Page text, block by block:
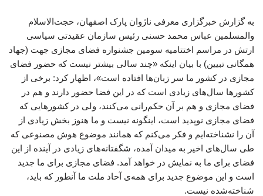
به گزارش خبرگزاری معرفی ناژوان پارک اصفهان، حجت‌الاسلام
والمسلمین عباس محمد حسنی رئیس سازمان عقیدتی سیاسی
ارتش در مراسم اختتامیه سومین جشنواره فضای مجازی جهت (جهاد
همگانی تبیین) با بیان اینکه «چند سالی بیشتر نیست که حضور فضای
مجازی در کشور ما سر زبان‌ها افتاده است»، اظهار کرد: برخی از
کشورها سال‌های زیادی است که در این فضا حضور دارند و هم در
فضای مجازی و هم بر آن حکم‌رانی می‌کنند، ولی در کشورهایی که
فضای مجازی نوپدید است، اینگونه نیست و ما هنوز بخش زیادی از
آن را نشناخته‌ایم و فکر می‌کنم که همانند موضوع هوش مصنوعی که
طی سال‌های اخیر به میدان آمده، شگفتانه‌های زیادی در آینده از این
فضای برای ما به نمایش در خواهد آمد. فضای مجازی برای ما جدید
است و این موضوع جدید برای همه‌ی آحاد ملت ما آنطور که باید،
شناخته‌شده نیست.